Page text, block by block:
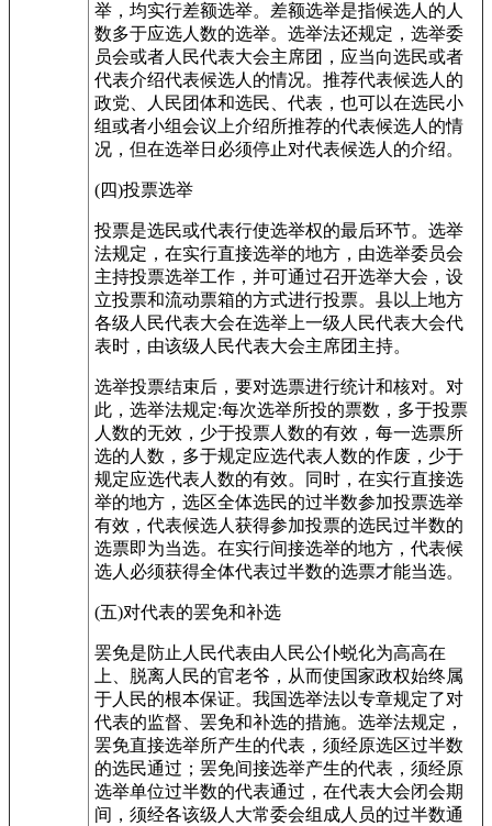
举，均实行差额选举。差额选举是指候选人的人
数多于应选人数的选举。选举法还规定，选举委
员会或者人民代表大会主席团，应当向选民或者
代表介绍代表候选人的情况。推荐代表候选人的
政党、人民团体和选民、代表，也可以在选民小
组或者小组会议上介绍所推荐的代表候选人的情
况，但在选举日必须停止对代表候选人的介绍。
(四)投票选举
投票是选民或代表行使选举权的最后环节。选举
法规定，在实行直接选举的地方，由选举委员会
主持投票选举工作，并可通过召开选举大会，设
立投票和流动票箱的方式进行投票。县以上地方
各级人民代表大会在选举上一级人民代表大会代
表时，由该级人民代表大会主席团主持。
选举投票结束后，要对选票进行统计和核对。对
此，选举法规定:每次选举所投的票数，多于投票
人数的无效，少于投票人数的有效，每一选票所
选的人数，多于规定应选代表人数的作废，少于
规定应选代表人数的有效。同时，在实行直接选
举的地方，选区全体选民的过半数参加投票选举
有效，代表候选人获得参加投票的选民过半数的
选票即为当选。在实行间接选举的地方，代表候
选人必须获得全体代表过半数的选票才能当选。
(五)对代表的罢免和补选
罢免是防止人民代表由人民公仆蜕化为高高在
上、脱离人民的官老爷，从而使国家政权始终属
于人民的根本保证。我国选举法以专章规定了对
代表的监督、罢免和补选的措施。选举法规定，
罢免直接选举所产生的代表，须经原选区过半数
的选民通过；罢免间接选举产生的代表，须经原
选举单位过半数的代表通过，在代表大会闭会期
间，须经各该级人大常委会组成人员的过半数通